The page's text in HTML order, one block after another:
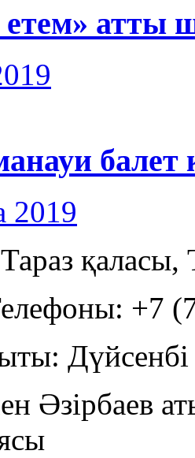
атты
балет
2019
қаласы,
+7
Әзірбаев